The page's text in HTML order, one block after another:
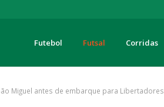
Futebol Futsal Corridas
Miguel antes de embarque para Libertadores